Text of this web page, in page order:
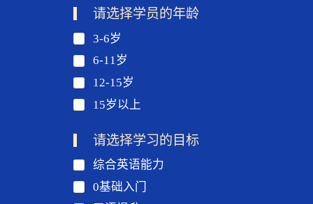
请选择学员的年龄
3-6岁
6-11岁
12-15岁
15岁以上
请选择学习的目标
综合英语能力
0基础入门